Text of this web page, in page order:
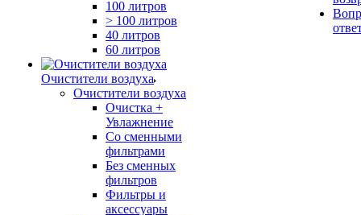
100 литров
> 100 литров
40 литров
60 литров
Очистители воздуха
Очистители воздуха
Очистка +
Увлажнение
Cо сменными
фильтрами
Без сменных
фильтров
Фильтры и
аксессуары